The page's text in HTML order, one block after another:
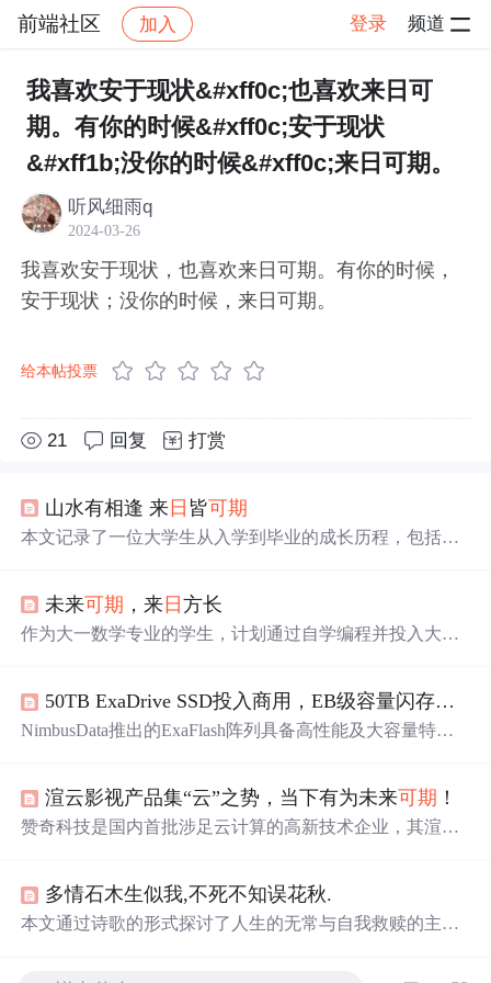
前端社区 加入 登录 频道
社区 前端社区 感慨 帖子详情
我喜欢安于现状&#xff0c;也喜欢来日可
期。有你的时候&#xff0c;安于现状
&#xff1b;没你的时候&#xff0c;来日可期。
听风细雨q
2024-03-26
我喜欢安于现状，也喜欢来日可期。有你的时候，
安于现状；没你的时候，来日可期。
给本帖投票
21 回复 打赏
山水有相逢 来日 皆可期
本文记录了一位大学生从入学到毕业的成长历程，包括学
未来可期 ，来日方长
作为大一数学专业的学生，计划通过自学编程并投入大量
50TB ExaDrive SSD投入商用，EB级容量闪存系统来
NimbusData推出的ExaFlash阵列具备高性能及大容量特
件和对象存储，并提供多种连接选项。
渲云影视产品集“云”之势，当下有为未来可期 ！
赞奇科技是国内首批涉足云计算的高新技术企业，其渲云
体验，推动中国CG产业蓬勃发展。
多情石木生似我,不死不知误花秋.
本文通过诗歌的形式探讨了人生的无常与自我救赎的主